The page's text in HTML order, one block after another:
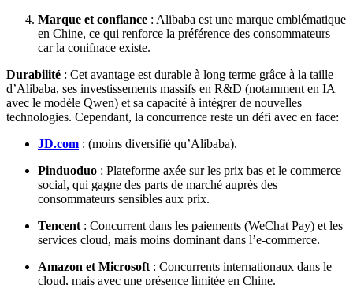
Marque et confiance : Alibaba est une marque emblématique
en Chine, ce qui renforce la préférence des consommateurs
car la conifnace existe.
Durabilité : Cet avantage est durable à long terme grâce à la taille
d’Alibaba, ses investissements massifs en R&D (notamment en IA
avec le modèle Qwen) et sa capacité à intégrer de nouvelles
technologies. Cependant, la concurrence reste un défi avec en face:
JD.com : (moins diversifié qu’Alibaba).
Pinduoduo : Plateforme axée sur les prix bas et le commerce
social, qui gagne des parts de marché auprès des
consommateurs sensibles aux prix.
Tencent : Concurrent dans les paiements (WeChat Pay) et les
services cloud, mais moins dominant dans l’e-commerce.
Amazon et Microsoft : Concurrents internationaux dans le
cloud, mais avec une présence limitée en Chine.